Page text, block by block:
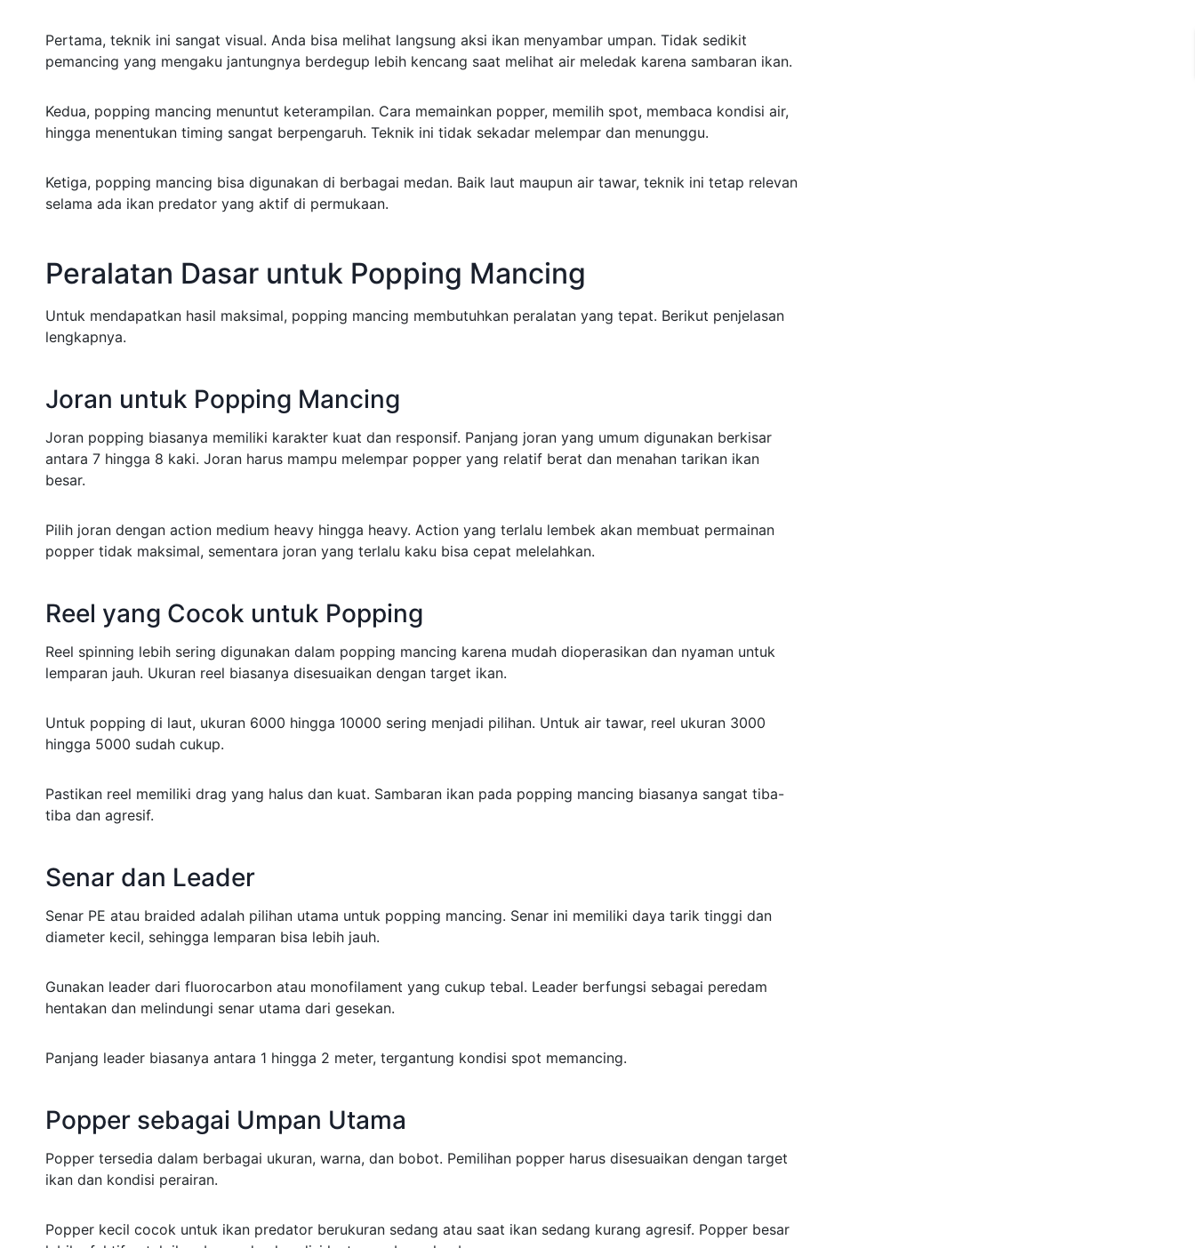
Pertama, teknik ini sangat visual. Anda bisa melihat langsung aksi ikan menyambar umpan. Tidak sedikit
pemancing yang mengaku jantungnya berdegup lebih kencang saat melihat air meledak karena sambaran ikan.
Kedua, popping mancing menuntut keterampilan. Cara memainkan popper, memilih spot, membaca kondisi air,
hingga menentukan timing sangat berpengaruh. Teknik ini tidak sekadar melempar dan menunggu.
Ketiga, popping mancing bisa digunakan di berbagai medan. Baik laut maupun air tawar, teknik ini tetap relevan
selama ada ikan predator yang aktif di permukaan.
Peralatan Dasar untuk Popping Mancing
Untuk mendapatkan hasil maksimal, popping mancing membutuhkan peralatan yang tepat. Berikut penjelasan
lengkapnya.
Joran untuk Popping Mancing
Joran popping biasanya memiliki karakter kuat dan responsif. Panjang joran yang umum digunakan berkisar
antara 7 hingga 8 kaki. Joran harus mampu melempar popper yang relatif berat dan menahan tarikan ikan
besar.
Pilih joran dengan action medium heavy hingga heavy. Action yang terlalu lembek akan membuat permainan
popper tidak maksimal, sementara joran yang terlalu kaku bisa cepat melelahkan.
Reel yang Cocok untuk Popping
Reel spinning lebih sering digunakan dalam popping mancing karena mudah dioperasikan dan nyaman untuk
lemparan jauh. Ukuran reel biasanya disesuaikan dengan target ikan.
Untuk popping di laut, ukuran 6000 hingga 10000 sering menjadi pilihan. Untuk air tawar, reel ukuran 3000
hingga 5000 sudah cukup.
Pastikan reel memiliki drag yang halus dan kuat. Sambaran ikan pada popping mancing biasanya sangat tiba-
tiba dan agresif.
Senar dan Leader
Senar PE atau braided adalah pilihan utama untuk popping mancing. Senar ini memiliki daya tarik tinggi dan
diameter kecil, sehingga lemparan bisa lebih jauh.
Gunakan leader dari fluorocarbon atau monofilament yang cukup tebal. Leader berfungsi sebagai peredam
hentakan dan melindungi senar utama dari gesekan.
Panjang leader biasanya antara 1 hingga 2 meter, tergantung kondisi spot memancing.
Popper sebagai Umpan Utama
Popper tersedia dalam berbagai ukuran, warna, dan bobot. Pemilihan popper harus disesuaikan dengan target
ikan dan kondisi perairan.
Popper kecil cocok untuk ikan predator berukuran sedang atau saat ikan sedang kurang agresif. Popper besar